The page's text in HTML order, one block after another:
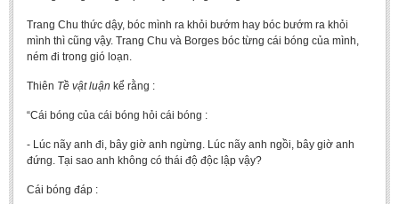
Trang Chu thức dậy, bóc mình ra khỏi bướm hay bóc bướm ra khỏi
mình thì cũng vậy. Trang Chu và Borges bóc từng cái bóng của mình,
ném đi trong gió loạn.
Thiên Tề vật luận kể rằng :
“Cái bóng của cái bóng hỏi cái bóng :
- Lúc nãy anh đi, bây giờ anh ngừng. Lúc nãy anh ngồi, bây giờ anh
đứng. Tại sao anh không có thái độ độc lập vậy?
Cái bóng đáp :